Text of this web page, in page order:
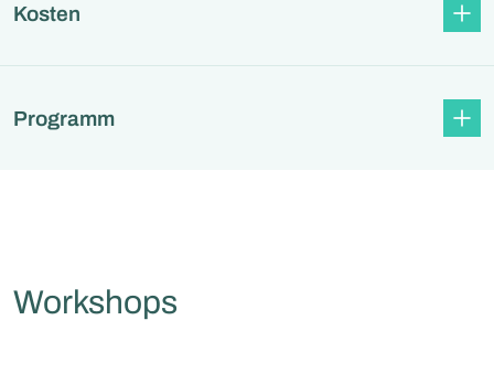
Kosten
Programm
Workshops